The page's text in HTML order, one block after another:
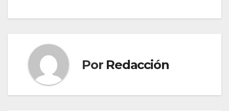
c
b
o
o
itt ail at
p
e
a
m
m
ar
tir
Por Redacción